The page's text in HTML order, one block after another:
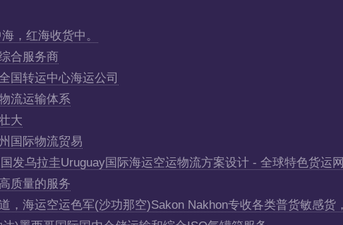
，红海收货中。
合服务商
国转运中心海运公司
流运输体系
大
国际物流贸易
发乌拉圭Uruguay国际海运空运物流方案设计 - 全球特色货运
质量的服务
，海运空运色军(沙功那空)Sakon Nakhon专收各类普货敏感货